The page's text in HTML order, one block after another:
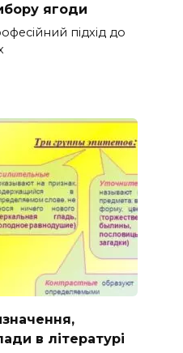
ягоди
підхід до
в літературі